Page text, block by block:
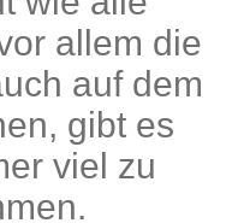
allem die
auf dem
gibt es
viel zu